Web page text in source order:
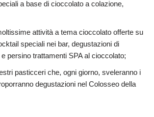
a base di cioccolato a colazione,
attività a tema cioccolato offerte su
speciali nei bar, degustazioni di
persino trattamenti SPA al cioccolato;
pasticceri che, ogni giorno, sveleranno i
degustazioni nel Colosseo della